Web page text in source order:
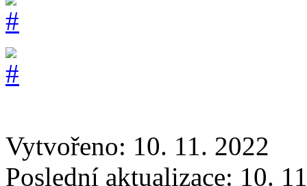
Vytvořeno: 10. 11. 2022
Poslední aktualizace: 10.